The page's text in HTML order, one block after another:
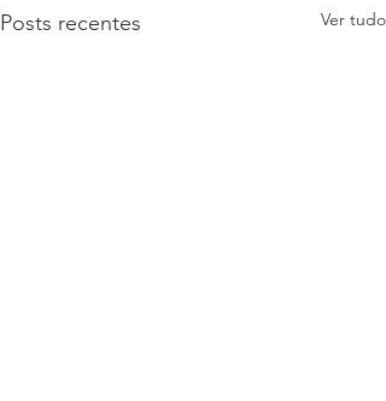
Posts recentes Ver tudo